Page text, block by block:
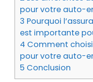
pour votre auto-
3 Pourquoi
est importante
4 Comment
pour votre auto-
5 Conclusion